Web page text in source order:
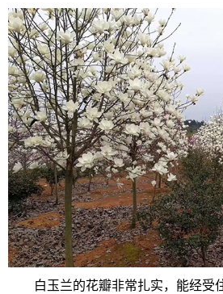
白玉兰的花瓣非常扎实，能经受